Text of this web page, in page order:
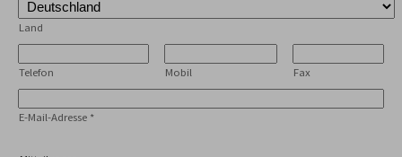
Land
Telefon Mobil Fax
E-Mail-Adresse *